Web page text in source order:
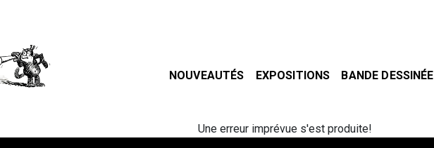
NOUVEAUTÉS EXPOSITIONS BANDE DESSINÉE
Une erreur imprévue s'est produite!